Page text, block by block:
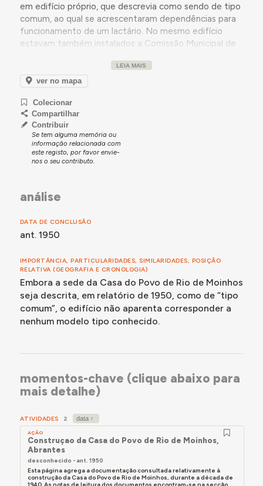
em edifício próprio, que descrevia como sendo de tipo
comum, ao qual se acrescentaram dependências para
funcionamento de um lactário. No mesmo edifício
estavam também instalados a Comissão Municipal de
descrevia ainda a variedade de atividades realizadas
pela Casa do Povo, mencionando-se bailes, concertos
promovida pela Embaixada dos Estados Unidos da
América, explicando-se que os filhos dos sócios vinham
a usufruir da Colónia de Férias da Foz do Arelho e
referindo-se que a Casa do Povo, conforme era sua
função principal, prestava assistência médica e
concedia subsídios de invalidez, de doença e de morte.
resultava prestígio para o organismo.
partilhou que a Casa do Povo de Rio de Moinhos se
mantinha, em 2024, como lugar de convívio entre a
realizados se tenha alterado ao longo do tempo.
Lembra-se que, quando era jovem, se organizavam
frequentemente bailes no salão da Casa do Povo. Esta
moradora contou que os eventos se estendiam até
altas horas da noite. Estas dinâmicas mudaram, mas o
espaço continua a ser um ponto de encontro
locais. O edifício continha, no momento da conversa,
utilizado para eventos durante o verão. O museu exibe
elementos relacionados com o rancho local. Esta
médico que foi transferido para uma nova localização.
Para mais detalhes, consultar a secção Momentos-
chave, abaixo.
Para o registo pormenorizado dos testemunhos
LEIA MAIS
ver no mapa
Colecionar
Compartilhar
Contribuir
Se tem alguma memória ou
informação relacionada com
este registo, por favor envie-
nos o seu contributo.
análise
DATA DE CONCLUSÃO
ant. 1950
IMPORTÂNCIA, PARTICULARIDADES, SIMILARIDADES, POSIÇÃO
RELATIVA (GEOGRAFIA E CRONOLOGIA)
Embora a sede da Casa do Povo de Rio de Moinhos
seja descrita, em relatório de 1950, como de “tipo
comum”, o edifício não aparenta corresponder a
nenhum modelo tipo conhecido.
momentos-chave (clique abaixo para
mais detalhe)
ATIVIDADES 2
AÇÃO
Construçao da Casa do Povo de Rio de Moinhos,
Abrantes
desconhecido - ant. 1950
Esta página agrega a documentação consultada relativamente à
construção da Casa do Povo de Rio de Moinhos, durante a década de
1940. As notas de leitura dos documentos encontram-se na secção...